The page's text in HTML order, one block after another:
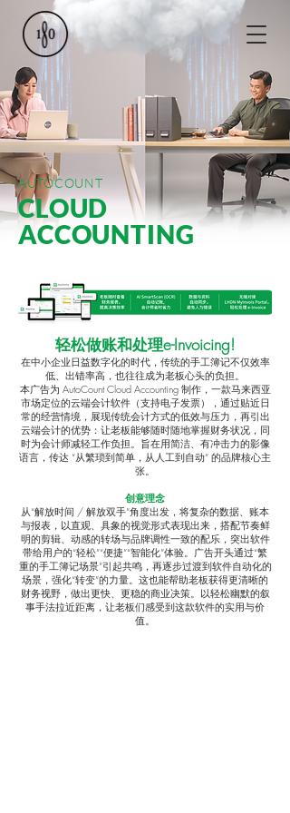
AUTOCOUNT
CLOUD
ACCOUNTING
轻松做账和处理e-Invoicing!
在中小企业日益数字化的时代，传统的手工簿记不仅效率
低、出错率高，也往往成为老板心头的负担。
本广告为 AutoCount Cloud Accounting 制作，一款马来西亚
市场定位的云端会计软件（支持电子发票），通过贴近日
常的经营情境，展现传统会计方式的低效与压力，再引出
云端会计的优势：让老板能够随时随地掌握财务状况，同
时为会计师减轻工作负担。旨在用简洁、有冲击力的影像
语言，传达 “从繁琐到简单，从人工到自动” 的品牌核心主
张。
创意理念
从“解放时间 / 解放双手”角度出发，将复杂的数据、账本
与报表，以直观、具象的视觉形式表现出来，搭配节奏鲜
明的剪辑、动感的转场与品牌调性一致的配乐，突出软件
带给用户的“轻松”“便捷”“智能化”体验。广告开头通过“繁
重的手工簿记场景”引起共鸣，再逐步过渡到软件自动化的
场景，强化“转变”的力量。这也能帮助老板获得更清晰的
财务视野，做出更快、更稳的商业决策。以轻松幽默的叙
事手法拉近距离，让老板们感受到这款软件的实用与价
值。